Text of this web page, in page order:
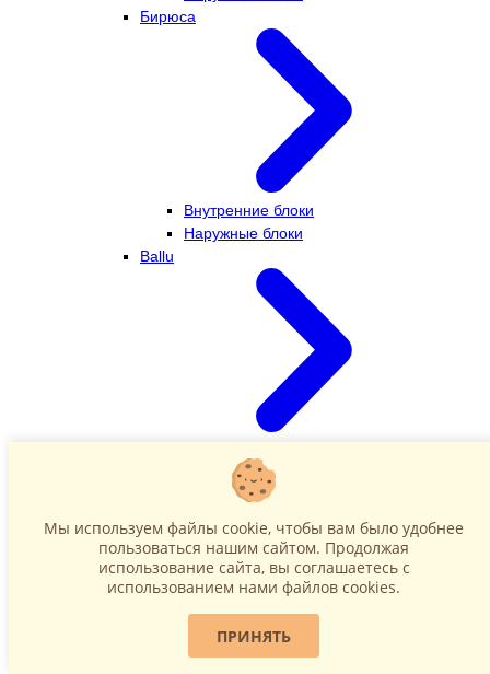
Бирюса
Внутренние блоки
Наружные блоки
Ballu
Наружные блоки
Мы используем файлы cookie, чтобы вам было удобнее
пользоваться нашим сайтом. Продолжая
использование сайта, вы соглашаетесь c
использованием нами файлов cookies.
ПРИНЯТЬ